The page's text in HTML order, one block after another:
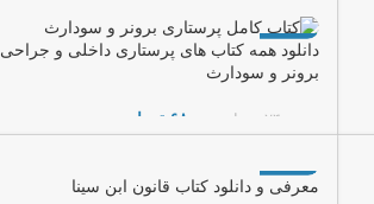
-72%
دانلود همه کتاب های پرستاری داخلی و جراحی
برونر و سودارث
۲۴۰,۰۰۰ تومان ۶۸,۰۰۰ تومان
-56%
معرفی و دانلود کتاب قانون ابن سینا